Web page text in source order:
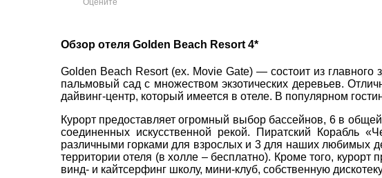
0800 33 01 80
Пн. - Пт. 9:00 - 18:00
Сб 10:00 - 15:00
Оцените
Обзор отеля Golden Beach Resort 4*
Golden Beach Resort (ex. Movie Gate) — состоит из
пальмовый сад с множеством экзотических деревьев.
дайвинг-центр, который имеется в отеле. В популярном
Курорт предоставляет огромный выбор бассейнов, 6 в
соединенных искусственной рекой. Пиратский Корабль
различными горками для взрослых и 3 для наших любимых
территории отеля (в холле – бесплатно). Кроме того,
винд- и кайтсерфинг школу, мини-клуб, собственную
* ВАШЕ ІМ'Я
*E-MAIL
*ТЕЛЕФОН